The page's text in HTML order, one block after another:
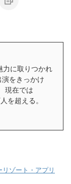
力に取りつかれ
をきっかけ
現在では
を超える。
ゾート・アプリ